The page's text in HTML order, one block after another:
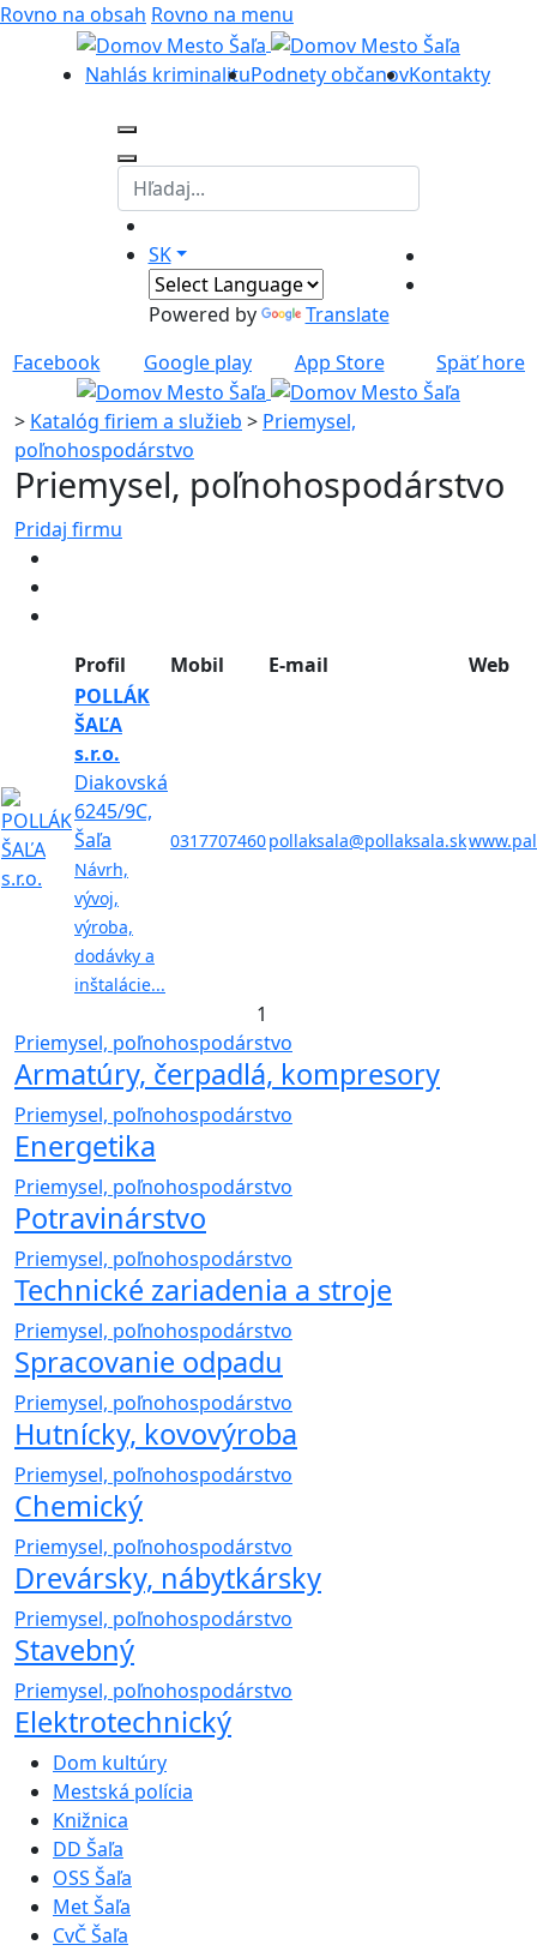
Rovno na obsah Rovno na menu
Nahlás kriminalituPodnety občanovKontakty
SK
Powered by
Translate
Facebook
Google play App Store Späť hore
> Katalóg firiem a služieb > Priemysel,
poľnohospodárstvo
Priemysel, poľnohospodárstvo
Pridaj firmu
Priemysel, poľnohospodárstvo
Armatúry, čerpadlá, kompresory
Priemysel, poľnohospodárstvo
Energetika
Priemysel, poľnohospodárstvo
Potravinárstvo
Priemysel, poľnohospodárstvo
Technické zariadenia a stroje
Priemysel, poľnohospodárstvo
Spracovanie odpadu
Priemysel, poľnohospodárstvo
Hutnícky, kovovýroba
Priemysel, poľnohospodárstvo
Chemický
Priemysel, poľnohospodárstvo
Drevársky, nábytkársky
Priemysel, poľnohospodárstvo
Stavebný
Priemysel, poľnohospodárstvo
Elektrotechnický
Profil Mobil E-mail
Web
POLLÁK
ŠAĽA
s.r.o.
Diakovská
6245/9C,
Šaľa
Návrh,
vývoj,
výroba,
dodávky a
inštalácie...
0317707460pollaksala@pollaksala.sk
1
Dom kultúry
Mestská polícia
Knižnica
DD Šaľa
OSS Šaľa
Met Šaľa
CvČ Šaľa